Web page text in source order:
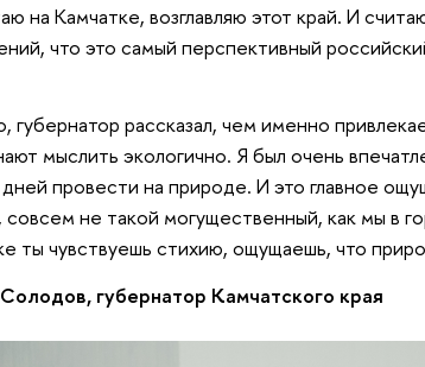
на Камчатке, возглавляю этот край. И
что это самый перспективный
губернатор рассказал, чем именно
мыслить экологично. Я был очень
провести на природе. И это главное
совсем не такой могущественный, как мы в
ты чувствуешь стихию, ощущаешь, что
губернатор Камчатского края